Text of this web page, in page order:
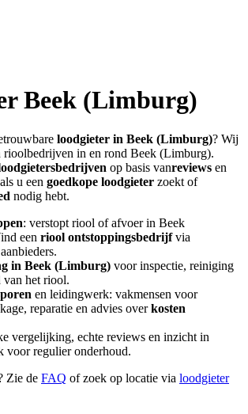
Beek (Limburg)
loodgieter in Beek (Limburg)? Wij
rioolbedrijven in en rond Beek (Limburg).
op basis vanreviews en
u een goedkope loodgieter zoekt of
nodig hebt.
: verstopt riool of afvoer in Beek
een riool ontstoppingsbedrijfvia
in Beek (Limburg) voor inspectie, reiniging
van het riool.
en leidingwerk: vakmensen voor
reparatie en advies overkosten
vergelijking, echte reviews en inzicht in
regulier onderhoud.
Zie de FAQ of zoek op locatie via loodgieter